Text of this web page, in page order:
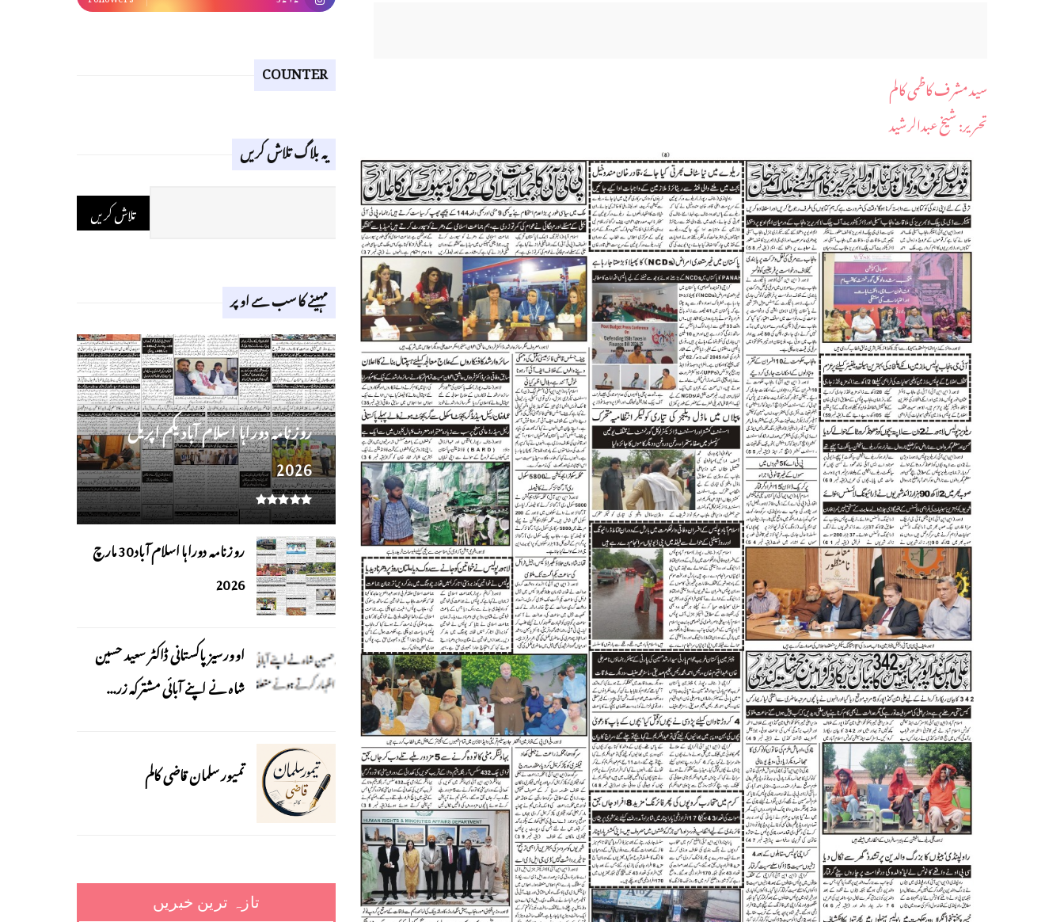
سید مشرف کاظمی کالم
​تحریر: شیخ عبدالرشید
COUNTER
یہ بلاگ تلاش کریں
مہینے کا سب سے اوپر
روز نامہ دوراہا اسلام آباد یکم اپریل
2026
روزنامہ دوراہا اسلام آباد 30 مارچ
2026
اوورسیز پاکستانی ڈاکٹر سعید حسین
شاہ نے اپنے آبائی مشترکہ زر...
تمیور سلمان قاضی کالم
تازہ ترین خبریں